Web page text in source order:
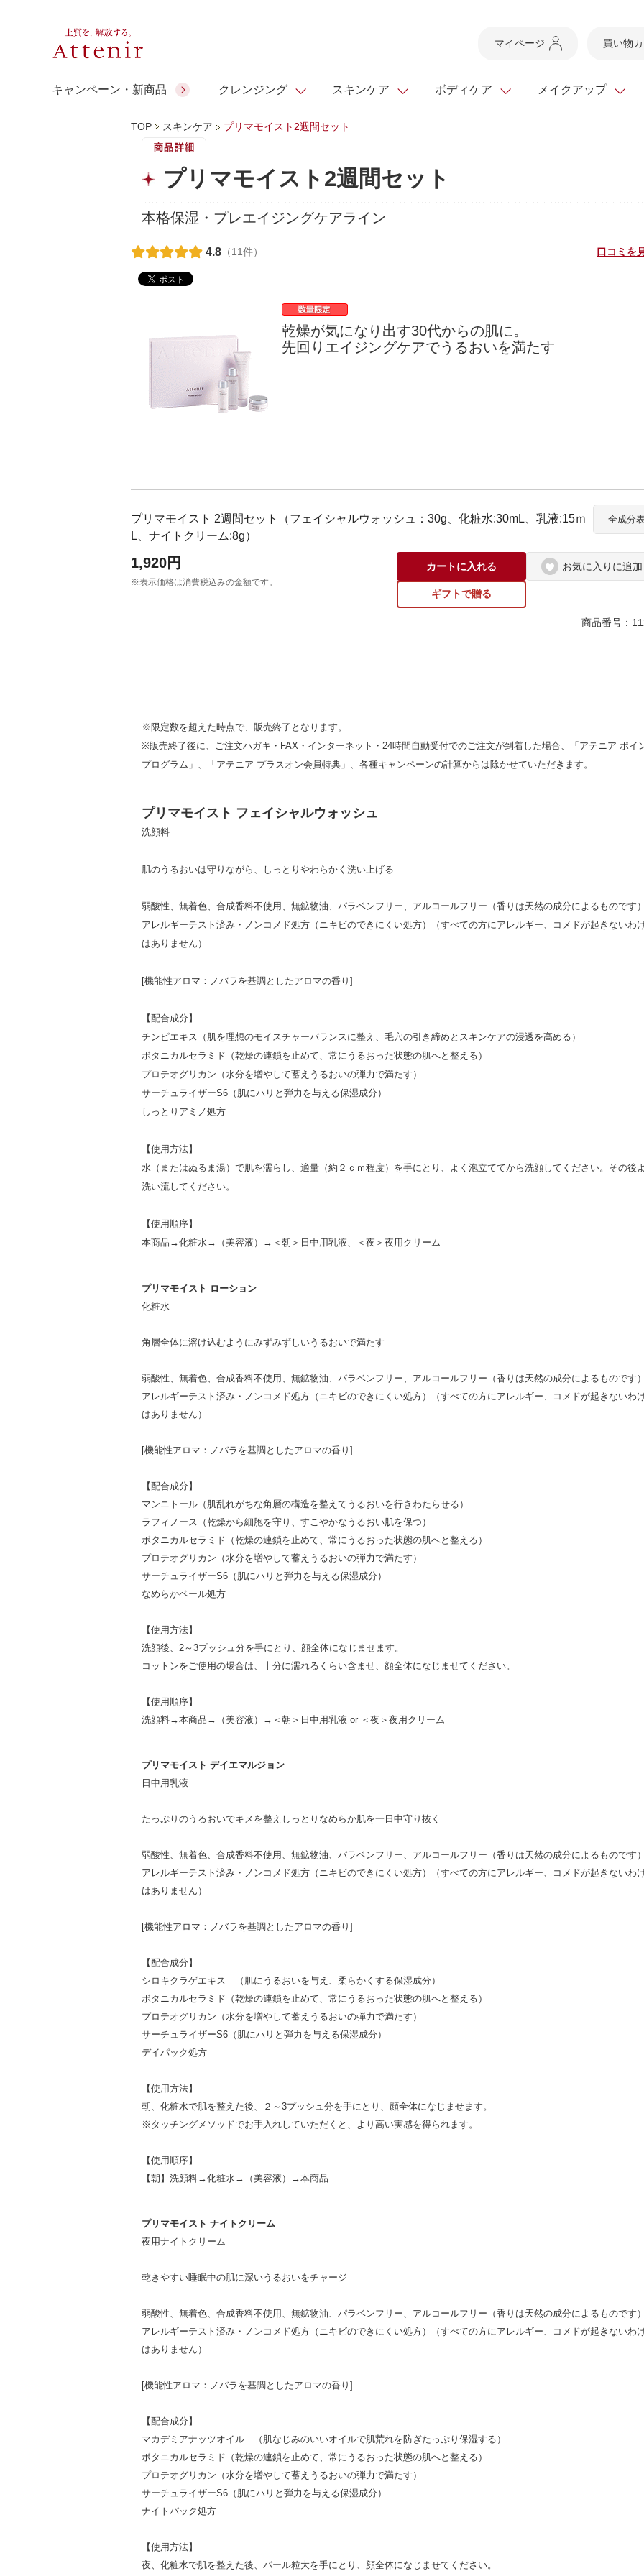
マイページ 買い物
キャンペーン・新商品 クレンジング
スキンクリア クレンズ オイル
スペシャルサイト
お友達紹介サービス
スキンケア
ドレススノー
チェックで選ぶ
アテニアの「時計美容」
ボディケア
＆エイジングケア
メイクアップ
ポイントメイク
Make Look
ビューティスト
EXドリンク
インナースマート カロリシェイプ
アテニア ギフト
シーンから選ぶ
TOP スキンケア プリマモイスト2週間セット
プリマモイスト2週間セット
本格保湿・プレエイジングケアライン
4.8 （11件） 口コミを
乾燥が気になり出す30代からの肌に。
先回りエイジングケアでうるおいを満たす
プリマモイスト 2週間セット（フェイシャルウォッシュ：30g、化粧水:30mL、乳液:15ｍ
L、ナイトクリーム:8g）
全成分
1,920円
※表示価格は消費税込みの金額です。
カートに入れる お気に入りに追加
ギフトで贈る
商品番号：
※限定数を超えた時点で、販売終了となります。
※販売終了後に、ご注文ハガキ・FAX・インターネット・24時間自動受付でのご注文が到着した場合、「アテニア ポイ
プログラム」、「アテニア プラスオン会員特典」、各種キャンペーンの計算からは除かせていただきます。
プリマモイスト フェイシャルウォッシュ
洗顔料
肌のうるおいは守りながら、しっとりやわらかく洗い上げる
弱酸性、無着色、合成香料不使用、無鉱物油、パラベンフリー、アルコールフリー（香りは天然の成分によるものです
アレルギーテスト済み・ノンコメド処方（ニキビのできにくい処方）（すべての方にアレルギー、コメドが起きないわ
はありません）
[機能性アロマ：ノバラを基調としたアロマの香り]
【配合成分】
チンピエキス（肌を理想のモイスチャーバランスに整え、毛穴の引き締めとスキンケアの浸透を高める）
ボタニカルセラミド（乾燥の連鎖を止めて、常にうるおった状態の肌へと整える）
プロテオグリカン（水分を増やして蓄えうるおいの弾力で満たす）
サーチュライザーS6（肌にハリと弾力を与える保湿成分）
しっとりアミノ処方
【使用方法】
水（またはぬるま湯）で肌を濡らし、適量（約２ｃｍ程度）を手にとり、よく泡立ててから洗顔してください。その後
洗い流してください。
【使用順序】
本商品 →化粧水→（美容液）→＜朝＞日中用乳液、＜夜＞夜用クリーム
プリマモイスト ローション
化粧水
角層全体に溶け込むようにみずみずしいうるおいで満たす
弱酸性、無着色、合成香料不使用、無鉱物油、パラベンフリー、アルコールフリー（香りは天然の成分によるものです
アレルギーテスト済み・ノンコメド処方（ニキビのできにくい処方）（すべての方にアレルギー、コメドが起きないわ
はありません）
[機能性アロマ：ノバラを基調としたアロマの香り]
【配合成分】
マンニトール（肌乱れがちな角層の構造を整えてうるおいを行きわたらせる）
ラフィノース（乾燥から細胞を守り、すこやかなうるおい肌を保つ）
ボタニカルセラミド（乾燥の連鎖を止めて、常にうるおった状態の肌へと整える）
プロテオグリカン（水分を増やして蓄えうるおいの弾力で満たす）
サーチュライザーS6（肌にハリと弾力を与える保湿成分）
なめらかベール処方
【使用方法】
洗顔後、2～3プッシュ分を手にとり、顔全体になじませます。
コットンをご使用の場合は、十分に濡れるくらい含ませ、顔全体になじませてください。
【使用順序】
洗顔料→本商品 →（美容液）→＜朝＞日中用乳液 or ＜夜＞夜用クリーム
プリマモイスト デイエマルジョン
日中用乳液
たっぷりのうるおいでキメを整えしっとりなめらか肌を一日中守り抜く
弱酸性、無着色、合成香料不使用、無鉱物油、パラベンフリー、アルコールフリー（香りは天然の成分によるものです
アレルギーテスト済み・ノンコメド処方（ニキビのできにくい処方）（すべての方にアレルギー、コメドが起きないわ
はありません）
[機能性アロマ：ノバラを基調としたアロマの香り]
【配合成分】
シロキクラゲエキス （肌にうるおいを与え、柔らかくする保湿成分）
ボタニカルセラミド（乾燥の連鎖を止めて、常にうるおった状態の肌へと整える）
プロテオグリカン（水分を増やして蓄えうるおいの弾力で満たす）
サーチュライザーS6（肌にハリと弾力を与える保湿成分）
デイパック処方
【使用方法】
朝、化粧水で肌を整えた後、２～3プッシュ分を手にとり、顔全体になじませます。
※タッチングメソッドでお手入れしていただくと、より高い実感を得られます。
【使用順序】
【朝】洗顔料→化粧水→（美容液）→本商品
プリマモイスト ナイトクリーム
夜用ナイトクリーム
乾きやすい睡眠中の肌に深いうるおいをチャージ
弱酸性、無着色、合成香料不使用、無鉱物油、パラベンフリー、アルコールフリー（香りは天然の成分によるものです
アレルギーテスト済み・ノンコメド処方（ニキビのできにくい処方）（すべての方にアレルギー、コメドが起きないわ
はありません）
[機能性アロマ：ノバラを基調としたアロマの香り]
【配合成分】
マカデミアナッツオイル （肌なじみのいいオイルで肌荒れを防ぎたっぷり保湿する）
ボタニカルセラミド（乾燥の連鎖を止めて、常にうるおった状態の肌へと整える）
プロテオグリカン（水分を増やして蓄えうるおいの弾力で満たす）
サーチュライザーS6（肌にハリと弾力を与える保湿成分）
ナイトパック処方
【使用方法】
夜、化粧水で肌を整えた後、パール粒大を手にとり、顔全体になじませてください。